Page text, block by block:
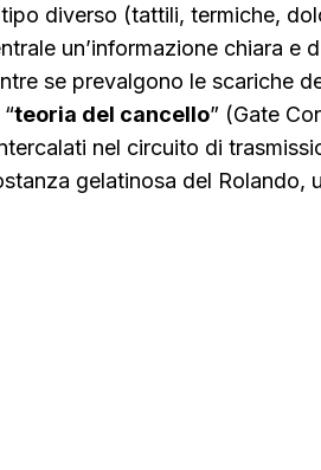
diverso (tattili, termiche,
un’informazione chiara
se prevalgono le scariche
teoria del cancello” (Gate
nel circuito di
gelatinosa del